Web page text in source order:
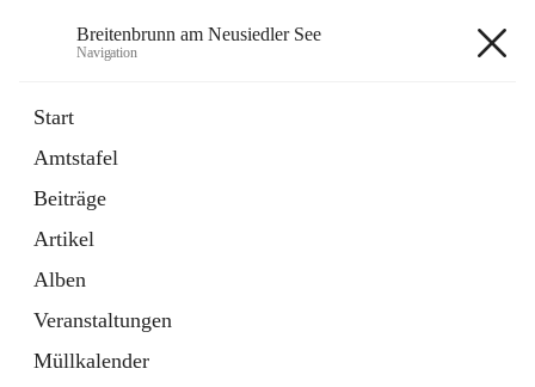
Breitenbrunn am Neusiedler See
Navigation
Start
Amtstafel
Beiträge
Artikel
Alben
Veranstaltungen
Müllkalender
18 Schnellzugriffe
Gemeindeservice